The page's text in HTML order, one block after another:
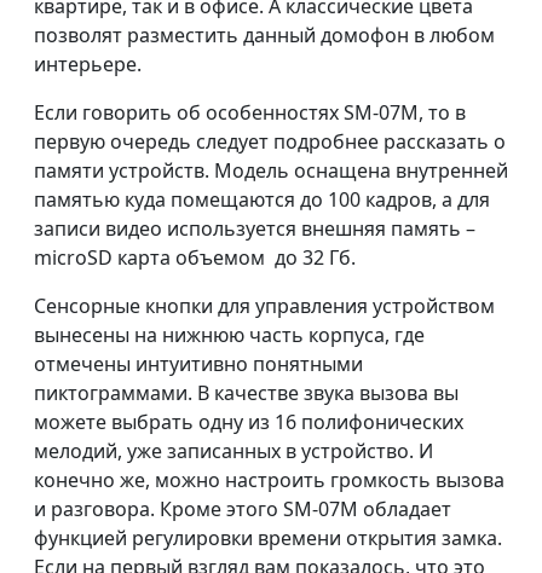
квартире, так и в офисе. А классические цвета
позволят разместить данный домофон в любом
интерьере.
Если говорить об особенностях SМ-07M, то в
первую очередь следует подробнее рассказать о
памяти устройств. Модель оснащена внутренней
памятью куда помещаются до 100 кадров, а для
записи видео используется внешняя память –
microSD карта объемом до 32 Гб.
Сенсорные кнопки для управления устройством
вынесены на нижнюю часть корпуса, где
отмечены интуитивно понятными
пиктограммами. В качестве звука вызова вы
можете выбрать одну из 16 полифонических
мелодий, уже записанных в устройство. И
конечно же, можно настроить громкость вызова
и разговора. Кроме этого SM-07М обладает
функцией регулировки времени открытия замка.
Если на первый взгляд вам показалось, что это